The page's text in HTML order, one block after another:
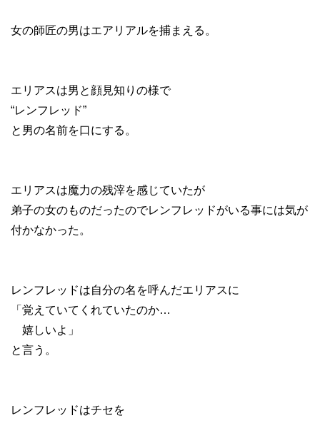
女の師匠の男はエアリアルを捕まえる。
エリアスは男と顔見知りの様で
“レンフレッド”
と男の名前を口にする。
エリアスは魔力の残滓を感じていたが
弟子の女のものだったのでレンフレッドがいる事には気が
付かなかった。
レンフレッドは自分の名を呼んだエリアスに
「覚えていてくれていたのか…
嬉しいよ」
と言う。
レンフレッドはチセを